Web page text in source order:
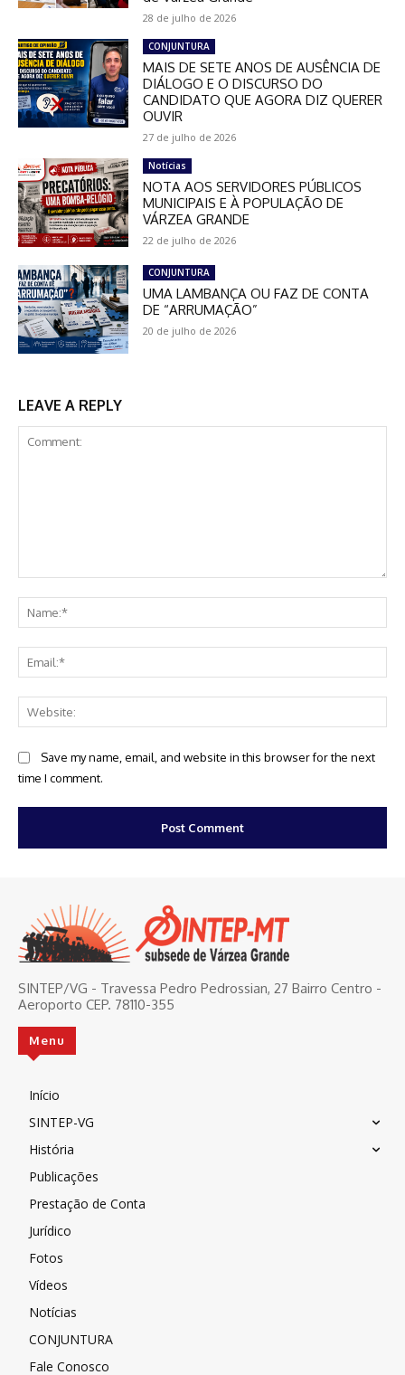
28 de julho de 2026
CONJUNTURA
MAIS DE SETE ANOS DE AUSÊNCIA DE
DIÁLOGO E O DISCURSO DO
CANDIDATO QUE AGORA DIZ QUERER
OUVIR
27 de julho de 2026
Notícias
NOTA AOS SERVIDORES PÚBLICOS
MUNICIPAIS E À POPULAÇÃO DE
VÁRZEA GRANDE
22 de julho de 2026
CONJUNTURA
UMA LAMBANÇA OU FAZ DE CONTA
DE “ARRUMAÇÃO”
20 de julho de 2026
LEAVE A REPLY
Save my name, email, and website in this browser for the next
time I comment.
SINTEP/VG - Travessa Pedro Pedrossian, 27 Bairro Centro -
Aeroporto CEP. 78110-355
Menu
Início
SINTEP-VG
História
Publicações
Prestação de Conta
Jurídico
Fotos
Vídeos
Notícias
CONJUNTURA
Fale Conosco